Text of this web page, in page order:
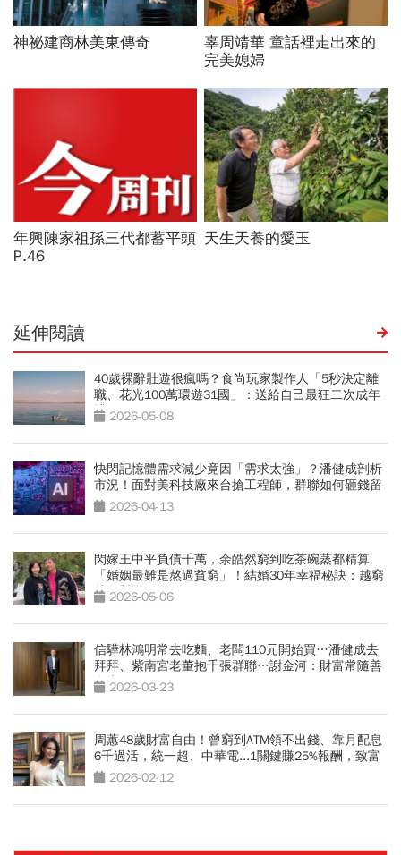
延伸閱讀
40歲裸辭壯遊很瘋嗎？食尚玩家製作人「5秒決定離
職、花光100萬環遊31國」：送給自己最狂二次成年
禮 2026-05-08
快閃記憶體需求減少竟因「需求太強」？潘健成剖析
市況！面對美科技廠來台搶工程師，群聯如何砸錢留
才？2026-04-13
閃嫁王中平負債千萬，余皓然窮到吃茶碗蒸都精算
「婚姻最難是熬過貧窮」！結婚30年幸福秘訣：越窮
越要對自己好
2026-05-06
信驊林鴻明常去吃麵、老闆110元開始買…潘健成去
拜拜、紫南宮老董抱千張群聯…謝金河：財富常隨善
念來2026-03-23
周蕙48歲財富自由！曾窮到ATM領不出錢、靠月配息
6千過活，統一超、中華電...1關鍵賺25%報酬，致富
心法曝光
2026-02-12